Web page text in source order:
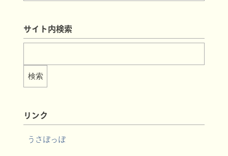
サイト内検索
リンク
うさぽっぽ